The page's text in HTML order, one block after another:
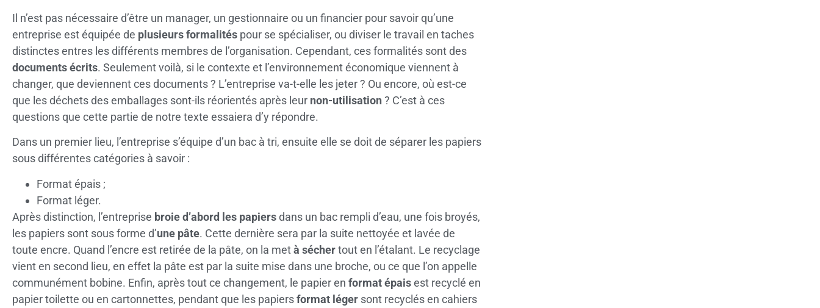
Il n’est pas nécessaire d’être un manager, un gestionnaire ou un financier pour savoir qu’une
entreprise est équipée de plusieurs formalités pour se spécialiser, ou diviser le travail en taches
distinctes entres les différents membres de l’organisation. Cependant, ces formalités sont des
documents écrits. Seulement voilà, si le contexte et l’environnement économique viennent à
changer, que deviennent ces documents ? L’entreprise va-t-elle les jeter ? Ou encore, où est-ce
que les déchets des emballages sont-ils réorientés après leur non-utilisation? C’est à ces
questions que cette partie de notre texte essaiera d’y répondre.
Dans un premier lieu, l’entreprise s’équipe d’un bac à tri, ensuite elle se doit de séparer les papiers
sous différentes catégories à savoir :
Format épais ;
Format léger.
Après distinction, l’entreprise broie d’abord les papiersdans un bac rempli d’eau, une fois broyés,
les papiers sont sous forme d’une pâte. Cette dernière sera par la suite nettoyée et lavée de
toute encre. Quand l’encre est retirée de la pâte, on la metà séchertout en l’étalant. Le recyclage
vient en second lieu, en effet la pâte est par la suite mise dans une broche, ou ce que l’on appelle
communément bobine. Enfin, après tout ce changement, le papier en format épaisest recyclé en
papier toilette ou en cartonnettes, pendant que les papiersformat léger sont recyclés en cahiers